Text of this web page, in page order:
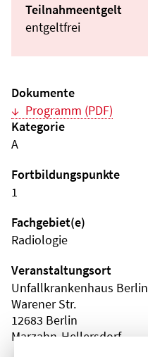
Teilnahmeentgelt
entgeltfrei
Dokumente
Programm (PDF)
Kategorie
A
Fortbildungspunkte
1
Fachgebiet(e)
Radiologie
Veranstaltungsort
Unfallkrankenhaus Berlin
Warener Str.
12683 Berlin
Marzahn-Hellersdorf